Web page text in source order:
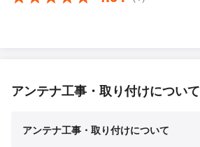
アンテナ工事・取り付けについて
アンテナ工事・取り付けについて